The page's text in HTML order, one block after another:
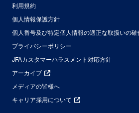
利用規約
個人情報保護方針
個人番号及び特定個人情報の適正な取扱いの
プライバシーポリシー
JFAカスタマーハラスメント対応方針
アーカイブ
メディアの皆様へ
キャリア採用について